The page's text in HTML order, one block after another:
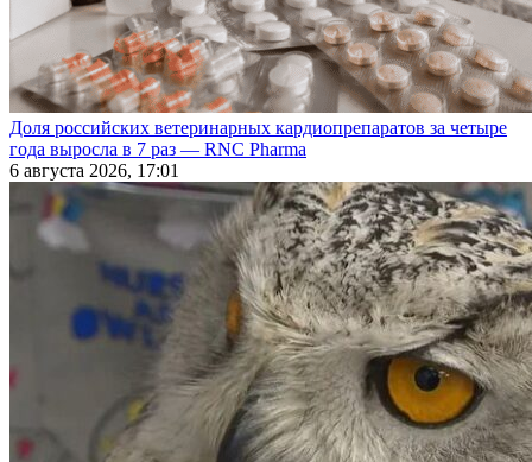
Доля российских ветеринарных кардиопрепаратов за четыре
года выросла в 7 раз — RNC Pharma
6 августа 2026, 17:01